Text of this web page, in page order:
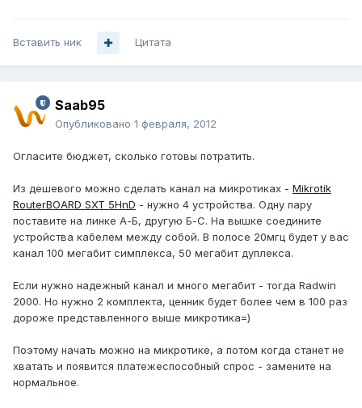
Вставить ник Цитата
Saab95
Опубликовано 1 февраля, 2012
Огласите бюджет, сколько готовы потратить.
Из дешевого можно сделать канал на микротиках - Mikrotik
RouterBOARD SXT 5HnD - нужно 4 устройства. Одну пару
поставите на линке А-Б, другую Б-С. На вышке соедините
устройства кабелем между собой. В полосе 20мгц будет у вас
канал 100 мегабит симплекса, 50 мегабит дуплекса.
Если нужно надежный канал и много мегабит - тогда Radwin
2000. Но нужно 2 комплекта, ценник будет более чем в 100 раз
дороже представленного выше микротика=)
Поэтому начать можно на микротике, а потом когда станет не
хватать и появится платежеспособный спрос - замените на
нормальное.